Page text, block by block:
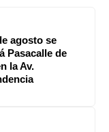
agosto se
Pasacalle de
la Av.